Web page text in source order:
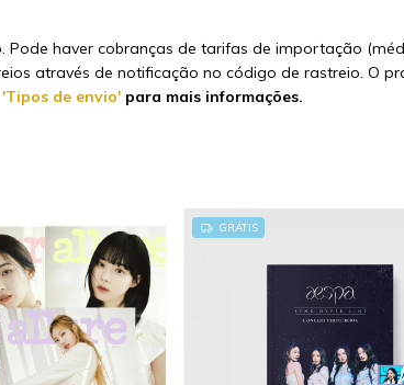
haver cobranças de tarifas de importação
através de notificação no código de rastreio. O
'Tipos de envio' para mais informações.
GRÁTIS